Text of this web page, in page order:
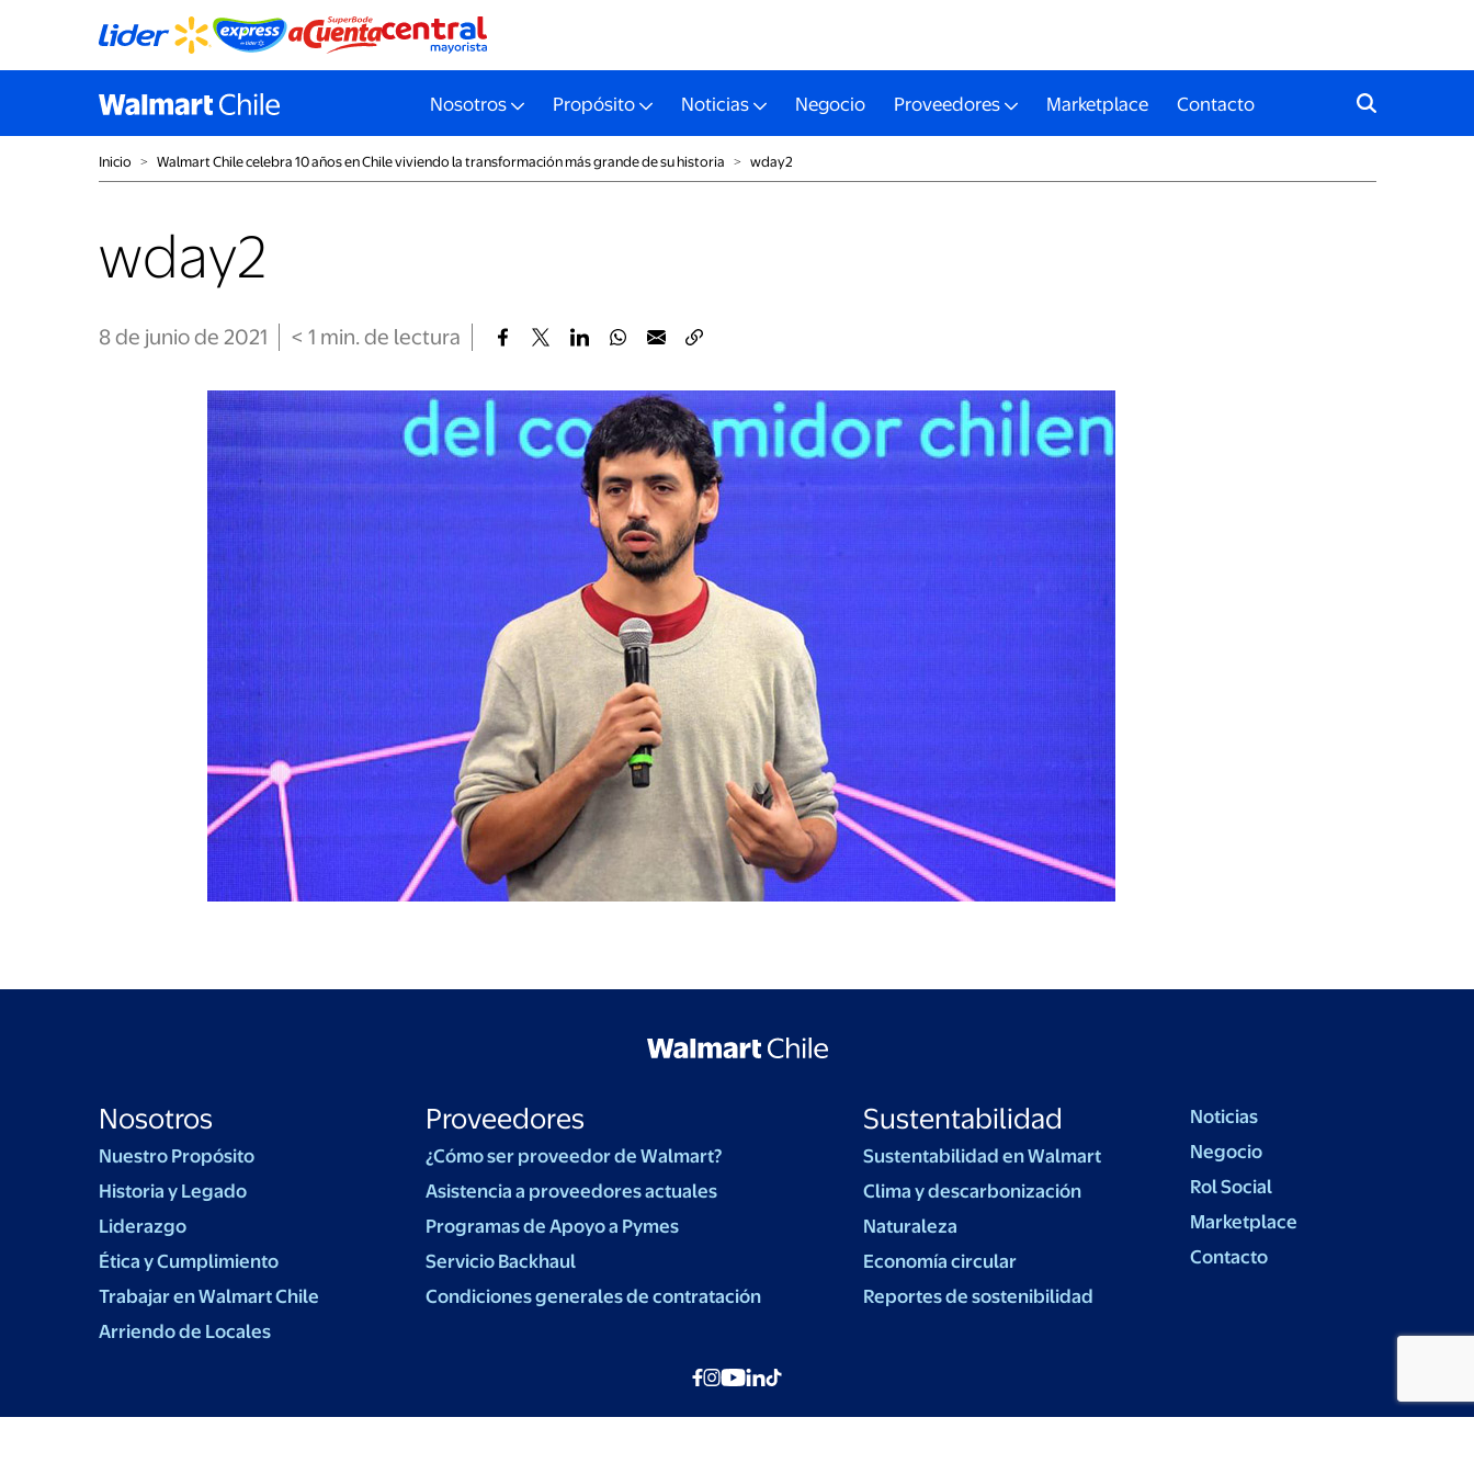
Nosotros Propósito Noticias Negocio Proveedores Marketplace Contacto
Inicio ˃ Walmart Chile celebra 10 años en Chile viviendo la transformación más grande de su historia ˃ wday2
wday2
8 de junio de 2021 < 1 min. de lectura
Nosotros
Nuestro Propósito
Historia y Legado
Liderazgo
Ética y Cumplimiento
Trabajar en Walmart Chile
Arriendo de Locales
Proveedores
¿Cómo ser proveedor de Walmart?
Asistencia a proveedores actuales
Programas de Apoyo a Pymes
Servicio Backhaul
Condiciones generales de contratación
Sustentabilidad
Sustentabilidad en Walmart
Clima y descarbonización
Naturaleza
Economía circular
Reportes de sostenibilidad
Noticias
Negocio
Rol Social
Marketplace
Contacto